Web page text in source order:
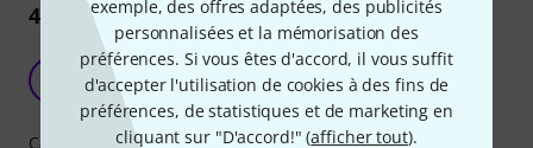
exemple, des offres adaptées, des publicités
personnalisées et la mémorisation des
préférences. Si vous êtes d'accord, il vous suffit
d'accepter l'utilisation de cookies à des fins de
préférences, de statistiques et de marketing en
cliquant sur "D'accord!" (afficher tout).
424 Commentaires
C'est pas du NS10 mais...
marc.o 20.11.2018
Caractéristiques